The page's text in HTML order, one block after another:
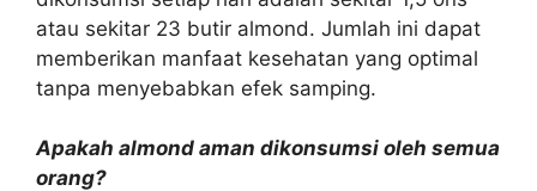
atau sekitar 23 butir almond. Jumlah ini dapat
memberikan manfaat kesehatan yang optimal
tanpa menyebabkan efek samping.
Apakah almond aman dikonsumsi oleh semua
orang?